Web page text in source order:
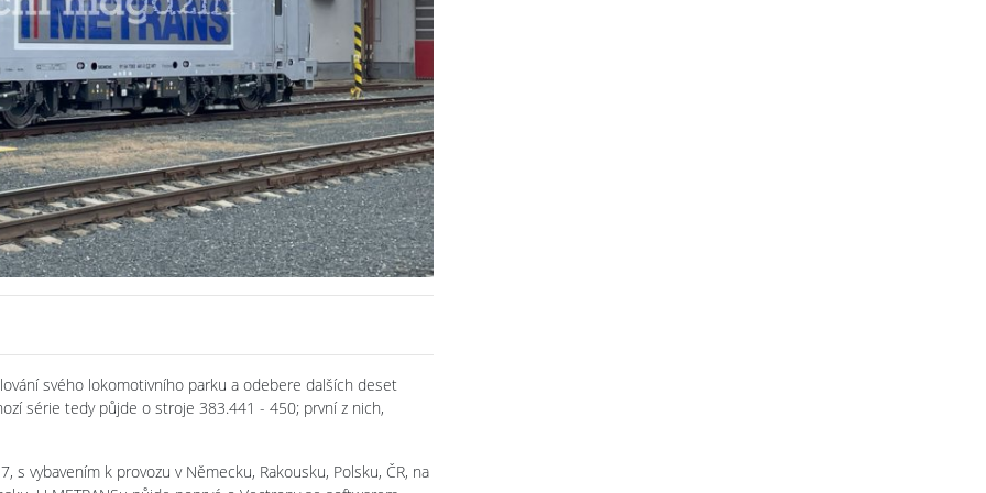
svého lokomotivního parku a odebere dalších deset
série tedy půjde o stroje 383.441 - 450; první z nich,
vybavením k provozu v Německu, Rakousku, Polsku, ČR, na